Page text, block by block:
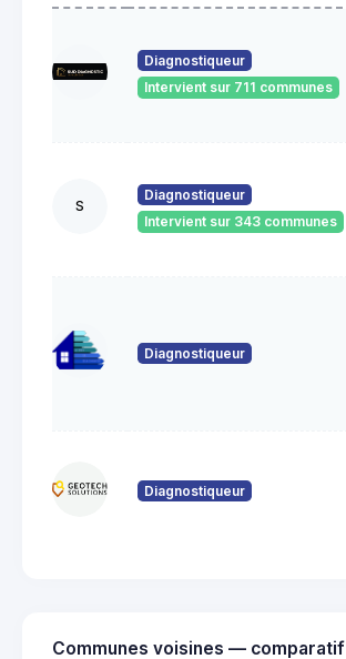
Diagnostiqueur
Intervient sur 711 communes
S
Diagnostiqueur
Intervient sur 343 communes
Diagnostiqueur
Diagnostiqueur
Communes voisines — comparatif